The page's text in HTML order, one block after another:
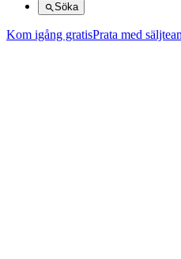
Söka
Kom igång gratisPrata med